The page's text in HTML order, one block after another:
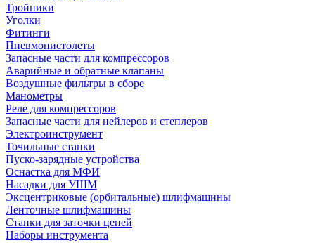
Тройники
Уголки
Фитинги
Пневмопистолеты
Запасные части для компрессоров
Аварийные и обратные клапаны
Воздушные фильтры в сборе
Манометры
Реле для компрессоров
Запасные части для нейлеров и степлеров
Электроинструмент
Точильные станки
Пуско-зарядные устройства
Оснастка для МФИ
Насадки для УШМ
Эксцентриковые (орбитальные) шлифмашины
Ленточные шлифмашины
Станки для заточки цепей
Наборы инструмента